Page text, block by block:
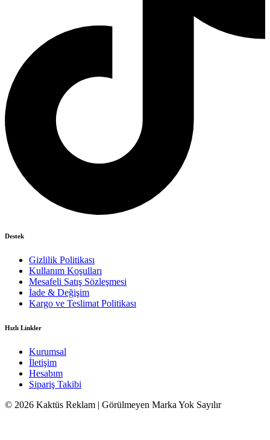
Destek
Gizlilik Politikası
Kullanım Koşulları
Mesafeli Satış Sözleşmesi
İade & Değişim
Kargo ve Teslimat Politikası
Hızlı Linkler
Kurumsal
İletişim
Hesabım
Sipariş Takibi
© 2026 Kaktüs Reklam | Görülmeyen Marka Yok Sayılır